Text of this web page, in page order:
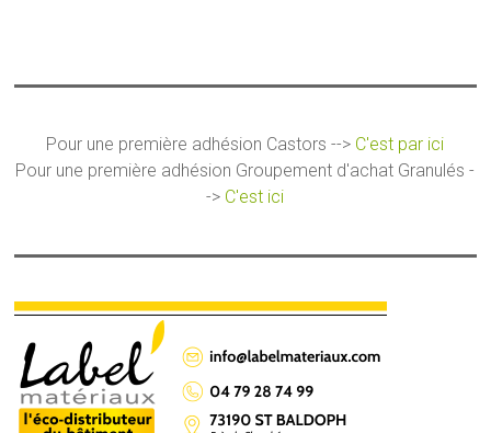
Pour une première adhésion Castors --> C'est par ici
Pour une première adhésion Groupement d'achat Granulés -
-> C'est ici